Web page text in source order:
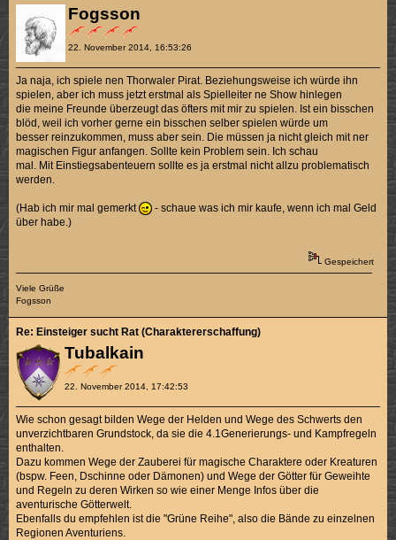
Fogsson
22. November 2014, 16:53:26
Ja naja, ich spiele nen Thorwaler Pirat. Beziehungsweise ich würde ihn
spielen, aber ich muss jetzt erstmal als Spielleiter ne Show hinlegen
die meine Freunde überzeugt das öfters mit mir zu spielen. Ist ein bisschen
blöd, weil ich vorher gerne ein bisschen selber spielen würde um
besser reinzukommen, muss aber sein. Die müssen ja nicht gleich mit ner
magischen Figur anfangen. Sollte kein Problem sein. Ich schau
mal. Mit Einstiegsabenteuern sollte es ja erstmal nicht allzu problematisch
werden.
(Hab ich mir mal gemerkt
- schaue was ich mir kaufe, wenn ich mal Geld
über habe.)
Gespeichert
Viele Grüße
Fogsson
Tubalkain
22. November 2014, 17:42:53
Re: Einsteiger sucht Rat (Charaktererschaffung)
Wie schon gesagt bilden Wege der Helden und Wege des Schwerts den
unverzichtbaren Grundstock, da sie die 4.1Generierungs- und Kampfregeln
enthalten.
Dazu kommen Wege der Zauberei für magische Charaktere oder Kreaturen
(bspw. Feen, Dschinne oder Dämonen) und Wege der Götter für Geweihte
und Regeln zu deren Wirken so wie einer Menge Infos über die
aventurische Götterwelt.
Ebenfalls du empfehlen ist die "Grüne Reihe", also die Bände zu einzelnen
Regionen Aventuriens.